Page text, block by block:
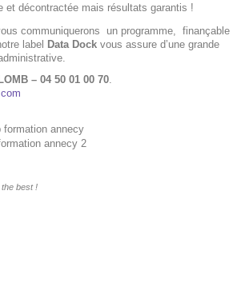
et décontractée mais résultats garantis !
communiquerons un programme, finançable
label Data Dock vous assure d’une grande
– 04 50 01 00 70.
best !